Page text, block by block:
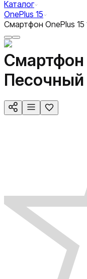
Каталог
OnePlus 15
Смартфон OnePlus
Смартфон
Песочный